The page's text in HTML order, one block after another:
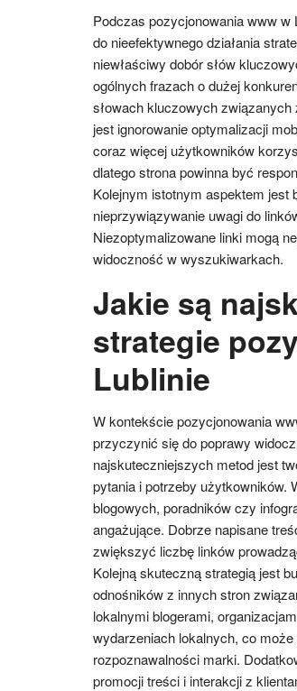
Podczas pozycjonowania www w
do nieefektywnego działania
niewłaściwy dobór słów
ogólnych frazach o dużej
słowach kluczowych
jest ignorowanie optymalizacji
coraz więcej użytkowników
dlatego strona powinna być
Kolejnym istotnym aspektem jest
nieprzywiązywanie uwagi do
Niezoptymalizowane linki mogą
widoczność w wyszukiwarkach.
Jakie są
strategie
Lublinie
W kontekście pozycjonowania
przyczynić się do poprawy
najskuteczniejszych metod jest
pytania i potrzeby użytkowników.
blogowych, poradników czy
angażujące. Dobrze napisane
zwiększyć liczbę linków
Kolejną skuteczną strategią jest
odnośników z innych stron
lokalnymi blogerami,
wydarzeniach lokalnych, co
rozpoznawalności marki.
promocji treści i interakcji z